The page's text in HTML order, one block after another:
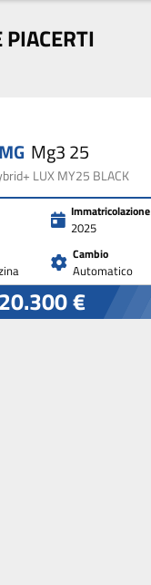
MG Mg3 25
LUX MY25 BLACK
Immatricolazione
2025
Cambio
Automatico
20.300 €